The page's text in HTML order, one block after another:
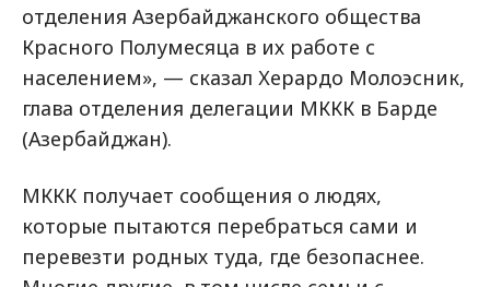
отделения Азербайджанского общества
Красного Полумесяца в их работе с
населением», — сказал Херардо Молоэcник,
глава отделения делегации МККК в Барде
(Азербайджан).
МККК получает сообщения о людях,
которые пытаются перебраться сами и
перевезти родных туда, где безопаснее.